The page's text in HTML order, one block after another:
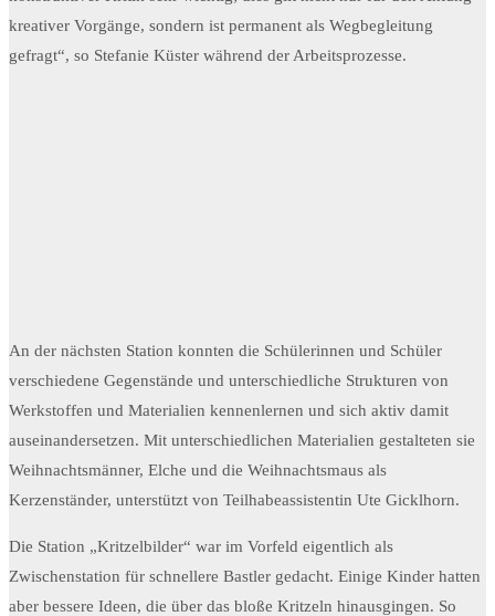
kreativer Vorgänge, sondern ist permanent als Wegbegleitung
gefragt“, so Stefanie Küster während der Arbeitsprozesse.
An der nächsten Station konnten die Schülerinnen und Schüler
verschiedene Gegenstände und unterschiedliche Strukturen von
Werkstoffen und Materialien kennenlernen und sich aktiv damit
auseinandersetzen. Mit unterschiedlichen Materialien gestalteten sie
Weihnachtsmänner, Elche und die Weihnachtsmaus als
Kerzenständer, unterstützt von Teilhabeassistentin Ute Gicklhorn.
Die Station „Kritzelbilder“ war im Vorfeld eigentlich als
Zwischenstation für schnellere Bastler gedacht. Einige Kinder hatten
aber bessere Ideen, die über das bloße Kritzeln hinausgingen. So